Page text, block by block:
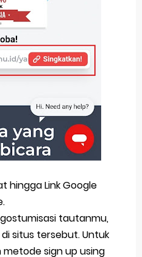
hingga Link Google
tautanmu,
situs tersebut. Untuk
metode sign up using